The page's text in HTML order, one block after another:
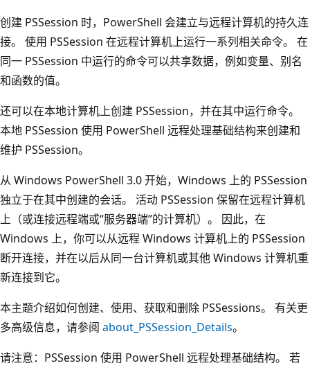
创建 PSSession 时，PowerShell 会建立与远程计算机的持久连
接。 使用 PSSession 在远程计算机上运行一系列相关命令。 在
同一 PSSession 中运行的命令可以共享数据，例如变量、别名
和函数的值。
还可以在本地计算机上创建 PSSession，并在其中运行命令。
本地 PSSession 使用 PowerShell 远程处理基础结构来创建和
维护 PSSession。
从 Windows PowerShell 3.0 开始，Windows 上的 PSSession
独立于在其中创建的会话。 活动 PSSession 保留在远程计算机
上（或连接远程端或“服务器端”的计算机）。 因此，在
Windows 上，你可以从远程 Windows 计算机上的 PSSession
断开连接，并在以后从同一台计算机或其他 Windows 计算机重
新连接到它。
本主题介绍如何创建、使用、获取和删除 PSSessions。 有关更
多高级信息，请参阅 about_PSSession_Details。
请注意：PSSession 使用 PowerShell 远程处理基础结构。 若